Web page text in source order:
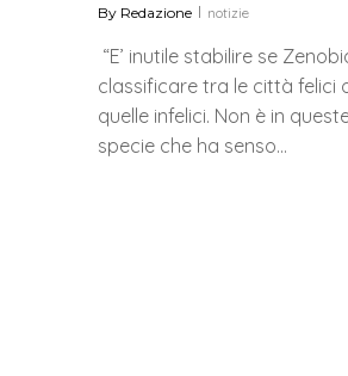
By Redazione notizie
“E’ inutile stabilire se
classificare tra le città felici
quelle infelici. Non è in
specie che ha senso…